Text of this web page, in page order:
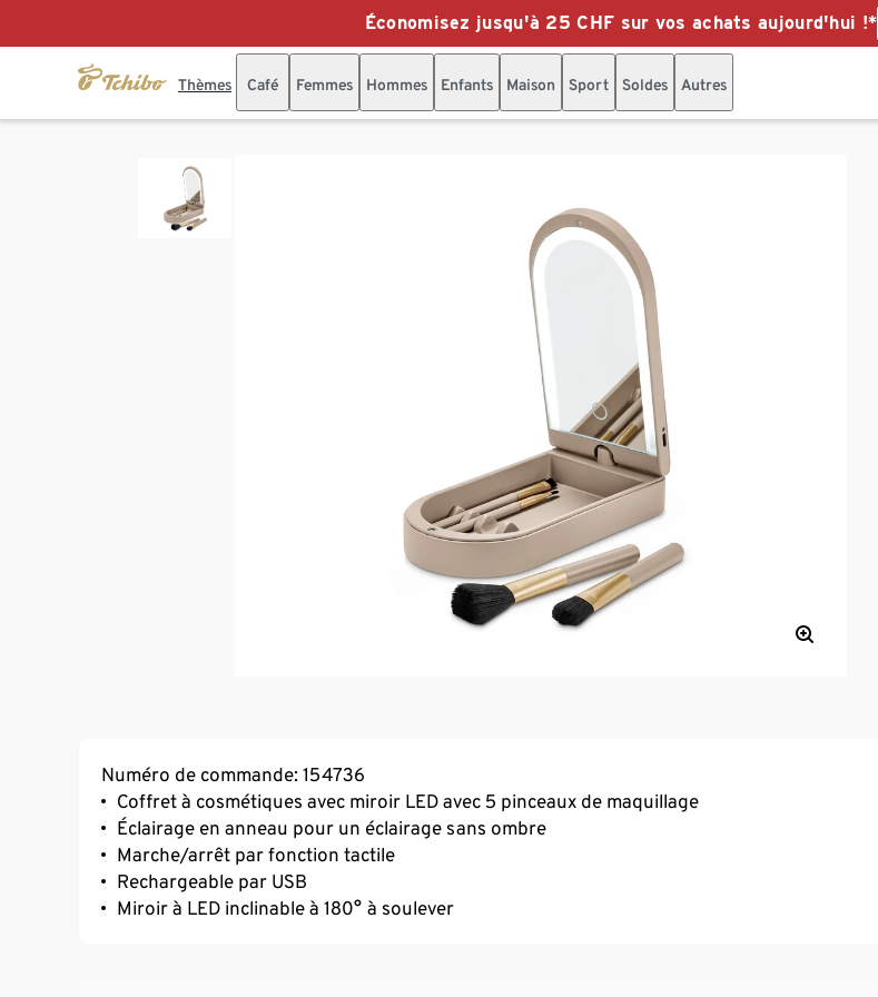
Économisez jusqu'à 25 CHF sur vos achats aujourd'hui !*
Thèmes Café Femmes Hommes Enfants Maison Sport Soldes Autres
Numéro de commande: 154736
Coffret à cosmétiques avec miroir LED avec 5 pinceaux de maquillage
Éclairage en anneau pour un éclairage sans ombre
Marche/arrêt par fonction tactile
Rechargeable par USB
Miroir à LED inclinable à 180° à soulever